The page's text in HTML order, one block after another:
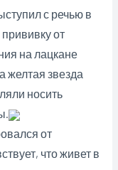
с речью в
от
на лацкане
желтая звезда
носить
от
что живет в